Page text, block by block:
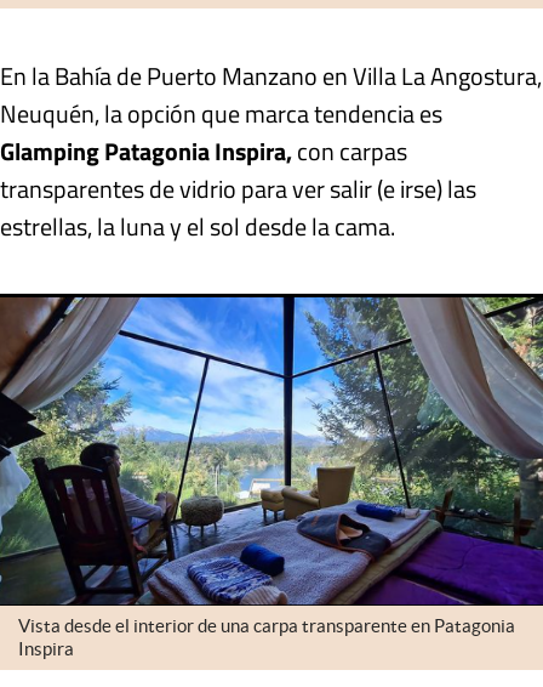
En la Bahía de Puerto Manzano en Villa La Angostura,
Neuquén, la opción que marca tendencia es
Glamping Patagonia Inspira,concarpas
transparentes de vidrio para ver salir (e irse) las
estrellas, la luna y el sol desde la cama.
Vista desde el interior de una carpa transparente en Patagonia
Inspira